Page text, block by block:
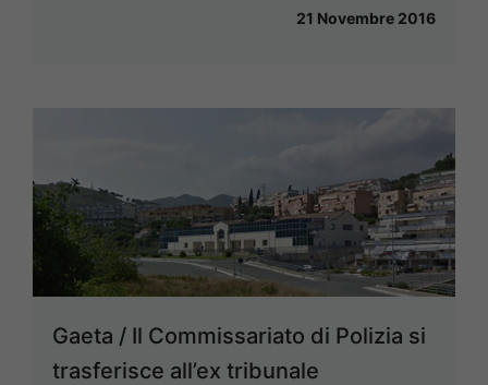
21 Novembre 2016
Gaeta / Il Commissariato di Polizia si
trasferisce all’ex tribunale